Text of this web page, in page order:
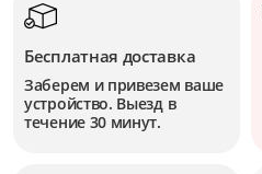
Бесплатная доставка
Заберем и привезем ваше
устройство. Выезд в
течение 30 минут.